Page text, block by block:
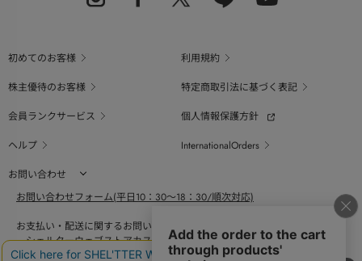
初めてのお客様
利用規約
株主優待のお客様
特定商取引法に基づく表記
会員ランクサービス
個人情報保護方針
ヘルプ
InternationalOrders
お問い合わせ
お問い合わせフォーム(平日10：30～18：30/順次対応)
お支払い・配送に関するお問い合わせ（平日10：30～18：00）
シェルターウェブストアカスタマーセンター
0800-123-6820